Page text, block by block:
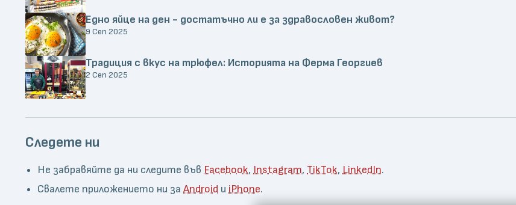
Едно яйце на ден - достатъчно ли е за здравословен живот?
9 Сеп 2025
Традиция с вкус на трюфел: Историята на Ферма Георгиев
2 Сеп 2025
Следете ни
Не забравяйте да ни следите във Facebook, Instagram, TikTok, LinkedIn.
Свалете приложението ни за Android и iPhone.